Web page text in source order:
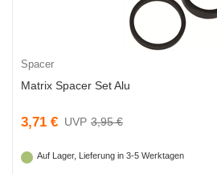
Spacer
Matrix Spacer Set Alu
3,71 € 3,95 €
Auf Lager, Lieferung in 3-5 Werktagen